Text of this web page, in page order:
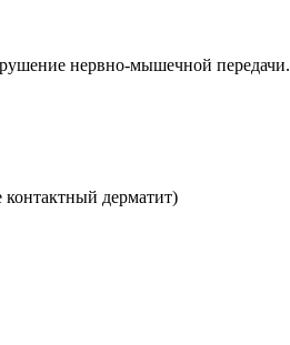
нервно-мышечной передачи.
дерматит)